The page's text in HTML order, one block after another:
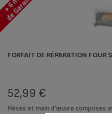
FORFAIT DE RÉPARATION FOUR
52,99 €
Pièces et main d'œuvre comprises